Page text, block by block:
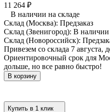
11 264 ₽
В наличии на складе
Склад (Москва): Предзаказ
Склад (Звенигород): В наличии
Склад (Новороссийск):
Привезем со склада 7 августа,
Ориентировочный срок для
дольше, но все равно быстро!
В корзину
Купить в 1 клик